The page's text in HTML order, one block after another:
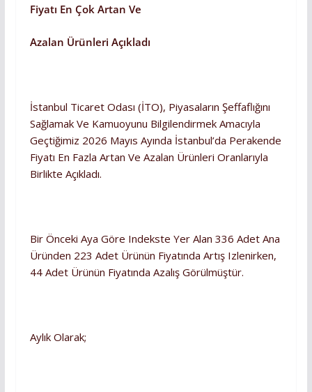
Fiyatı En Çok Artan Ve
Azalan Ürünleri Açıkladı
İstanbul Ticaret Odası (İTO), Piyasaların Şeffaflığını
Sağlamak Ve Kamuoyunu Bilgilendirmek Amacıyla
Geçtiğimiz 2026 Mayıs Ayında İstanbul’da Perakende
Fiyatı En Fazla Artan Ve Azalan Ürünleri Oranlarıyla
Birlikte Açıkladı.
Bir Önceki Aya Göre Indekste Yer Alan 336 Adet Ana
Üründen 223 Adet Ürünün Fiyatında Artış Izlenirken,
44 Adet Ürünün Fiyatında Azalış Görülmüştür.
Aylık Olarak;